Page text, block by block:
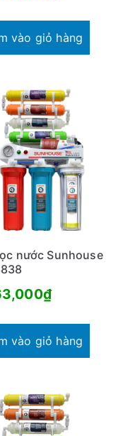
vào giỏ hàng
nước Sunhouse
₫
vào giỏ hàng